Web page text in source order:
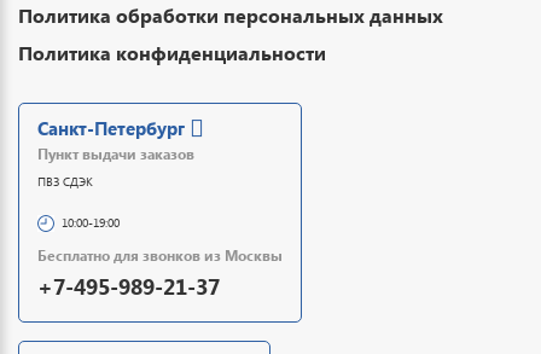
Политика обработки персональных данных
Политика конфиденциальности
Санкт-Петербург
Пункт выдачи заказов
ПВЗ СДЭК
10:00-19:00
Бесплатно для звонков из Москвы
+7-495-989-21-37